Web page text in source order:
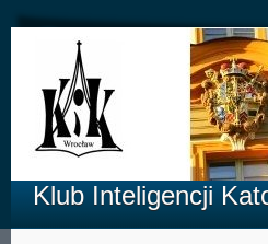
Klub Inteligencji